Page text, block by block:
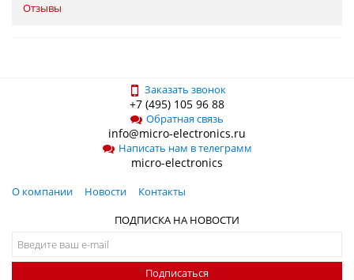
Отзывы
Заказать звонок
+7 (495) 105 96 88
Обратная связь
info@micro-electronics.ru
Написать нам в телеграмм
micro-electronics
О компании Новости
Контакты
ПОДПИСКА НА НОВОСТИ
Подписаться